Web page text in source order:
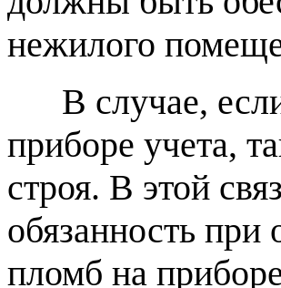
нежилого
В случае, если
приборе учета,
строя. В этой
обязанность
пломб на